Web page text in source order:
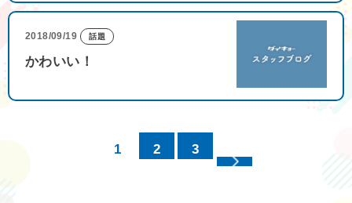
2018/09/19 話題
かわいい！
1 2 3